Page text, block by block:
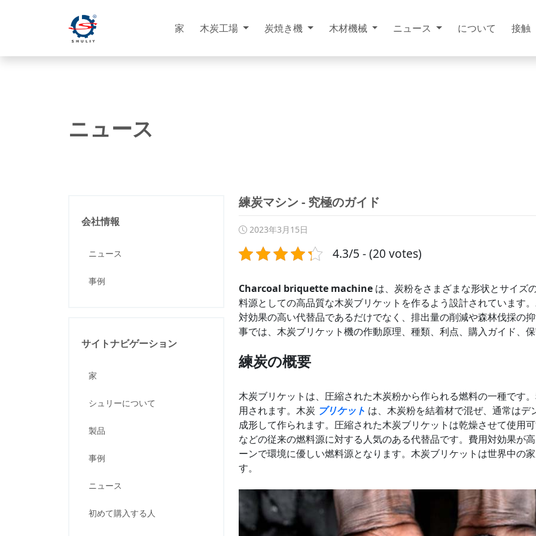
家 木炭工場 炭焼き機 木材機械 ニュース について 接触
ニュース
会社情報
ニュース
事例
サイトナビゲーション
家
シュリーについて
製品
事例
ニュース
初めて購入する人
練炭マシン - 究極のガイド
2023年3月15日
4.3/5 - (20 votes)
Charcoal briquette machine は、炭粉をさまざまな形状とサイズ
料源としての高品質な木炭ブリケットを作るよう設計されています
対効果の高い代替品であるだけでなく、排出量の削減や森林伐採の
事では、木炭ブリケット機の作動原理、種類、利点、購入ガイド、
練炭の概要
木炭ブリケットは、圧縮された木炭粉から作られる燃料の一種です
用されます。木炭 ブリケット は、木炭粉を結着材で混ぜ、通常は
成形して作られます。圧縮された木炭ブリケットは乾燥させて使用
などの従来の燃料源に対する人気のある代替品です。費用対効果が
ーンで環境に優しい燃料源となります。木炭ブリケットは世界中の
す。